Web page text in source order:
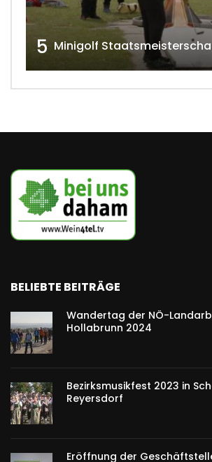
5
BELIEBTE BEITRÄGE
Wandertag der NÖ-
Hollabrunn 2024
Bezirksmusikfest 2023 in
Reyersdorf
Eröffnung der